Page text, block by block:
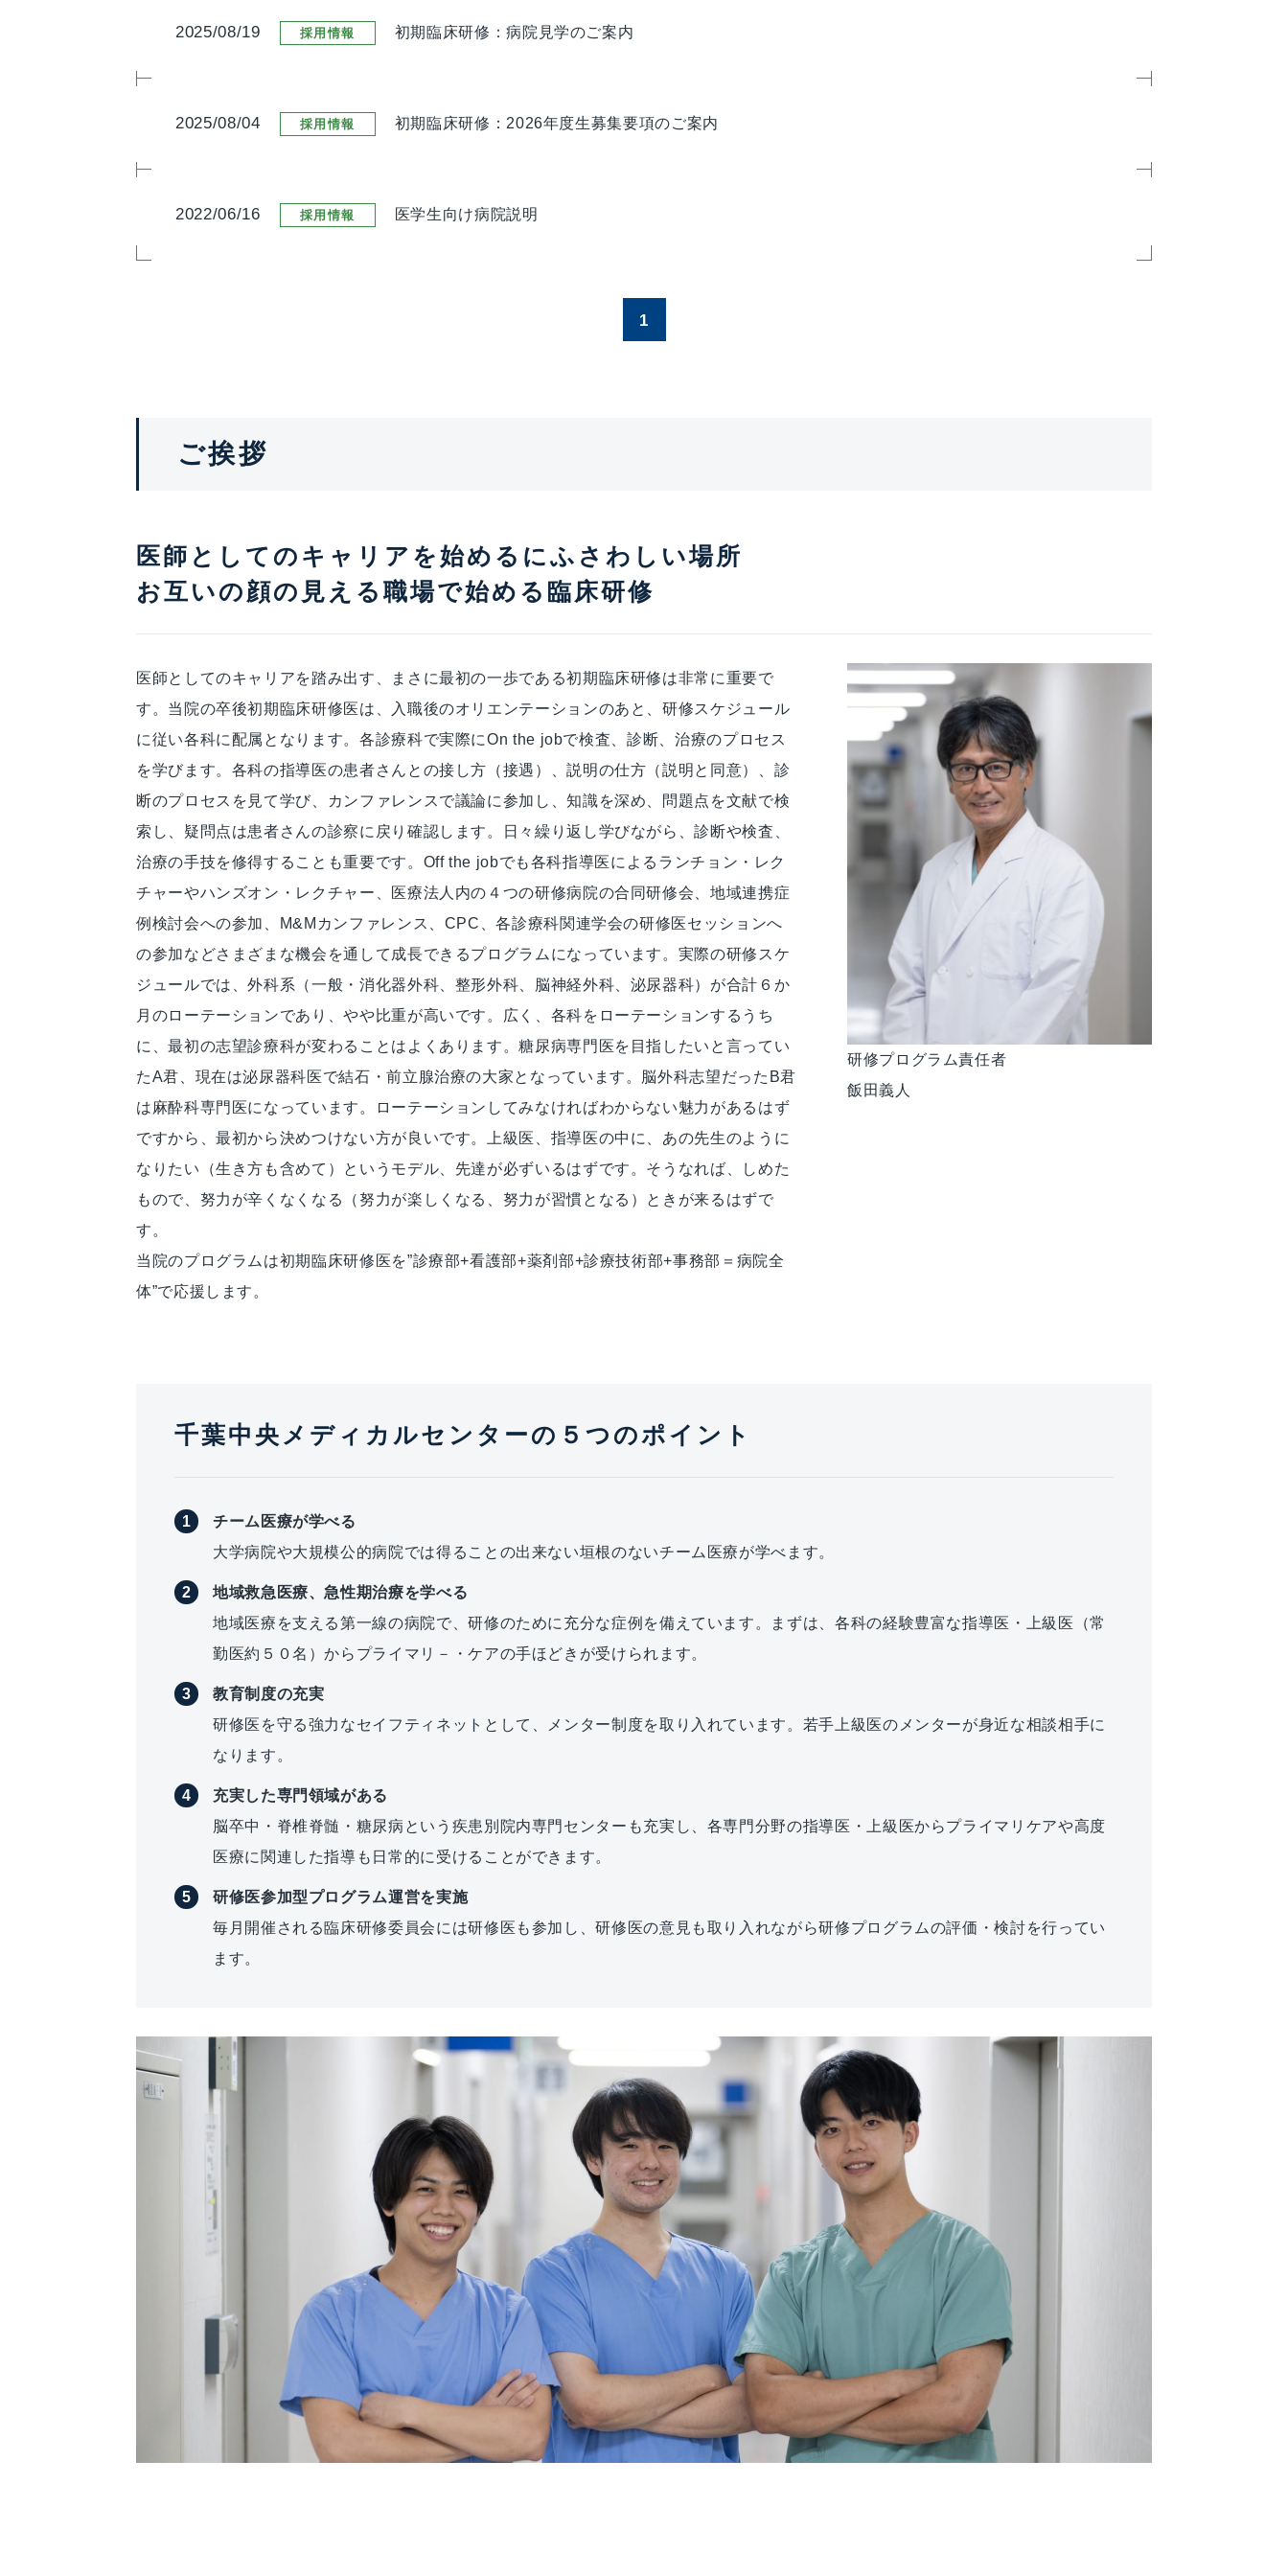
2025/08/19 採用情報 初期臨床研修：病院見学のご案内
2025/08/04 採用情報 初期臨床研修：2026年度生募集要項のご案内
2022/06/16 採用情報 医学生向け病院説明
1
ご挨拶
医師としてのキャリアを始めるにふさわしい場所
お互いの顔の見える職場で始める臨床研修
医師としてのキャリアを踏み出す、まさに最初の一歩である初期臨床研修は非常に重要で
す。当院の卒後初期臨床研修医は、入職後のオリエンテーションのあと、研修スケジュール
に従い各科に配属となります。各診療科で実際にOn the jobで検査、診断、治療のプロセス
を学びます。各科の指導医の患者さんとの接し方（接遇）、説明の仕方（説明と同意）、診
断のプロセスを見て学び、カンファレンスで議論に参加し、知識を深め、問題点を文献で検
索し、疑問点は患者さんの診察に戻り確認します。日々繰り返し学びながら、診断や検査、
治療の手技を修得することも重要です。Off the jobでも各科指導医によるランチョン・レク
チャーやハンズオン・レクチャー、医療法人内の４つの研修病院の合同研修会、地域連携症
例検討会への参加、M&Mカンファレンス、CPC、各診療科関連学会の研修医セッションへ
の参加などさまざまな機会を通して成長できるプログラムになっています。実際の研修スケ
ジュールでは、外科系（一般・消化器外科、整形外科、脳神経外科、泌尿器科）が合計６か
月のローテーションであり、やや比重が高いです。広く、各科をローテーションするうち
に、最初の志望診療科が変わることはよくあります。糖尿病専門医を目指したいと言ってい
たA君、現在は泌尿器科医で結石・前立腺治療の大家となっています。脳外科志望だったB君
は麻酔科専門医になっています。ローテーションしてみなければわからない魅力があるはず
ですから、最初から決めつけない方が良いです。上級医、指導医の中に、あの先生のように
なりたい（生き方も含めて）というモデル、先達が必ずいるはずです。そうなれば、しめた
もので、努力が辛くなくなる（努力が楽しくなる、努力が習慣となる）ときが来るはずで
す。
当院のプログラムは初期臨床研修医を”診療部+看護部+薬剤部+診療技術部+事務部＝病院全
体”で応援します。
研修プログラム責任者
飯田義人
千葉中央メディカルセンターの５つのポイント
チーム医療が学べる
大学病院や大規模公的病院では得ることの出来ない垣根のないチーム医療が学べます。
地域救急医療、急性期治療を学べる
地域医療を支える第一線の病院で、研修のために充分な症例を備えています。まずは、各科の経験豊富な指導医・上級医（常
勤医約５０名）からプライマリ－・ケアの手ほどきが受けられます。
教育制度の充実
研修医を守る強力なセイフティネットとして、メンター制度を取り入れています。若手上級医のメンターが身近な相談相手に
なります。
充実した専門領域がある
脳卒中・脊椎脊髄・糖尿病という疾患別院内専門センターも充実し、各専門分野の指導医・上級医からプライマリケアや高度
医療に関連した指導も日常的に受けることができます。
研修医参加型プログラム運営を実施
毎月開催される臨床研修委員会には研修医も参加し、研修医の意見も取り入れながら研修プログラムの評価・検討を行ってい
ます。